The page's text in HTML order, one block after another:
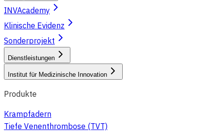
INVAcademy
Klinische Evidenz
Sonderprojekt
Dienstleistungen
Institut für Medizinische Innovation
Produkte
Krampfadern
Tiefe Venenthrombose (TVT)